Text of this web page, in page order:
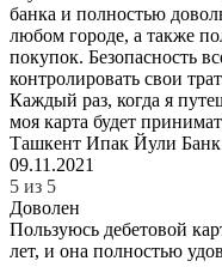
банка и полностью
любом городе, а также
покупок. Безопасность
контролировать свои
Каждый раз, когда я
моя карта будет
Ташкент Ипак Йули Банк
09.11.2021
5 из 5
Доволен
Пользуюсь дебетовой
лет, и она полностью